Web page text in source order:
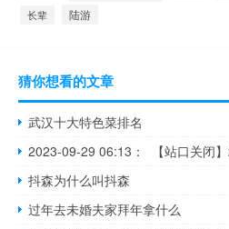
长辈 陆游
猜你想看的文章
武汉十大特色菜排名
抖森为什么叫抖森
过年去未婚夫家拜年拿什么